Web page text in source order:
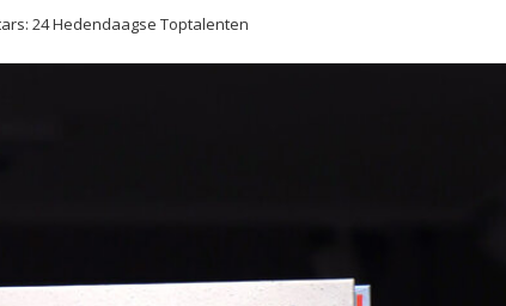
24 Hedendaagse Toptalenten